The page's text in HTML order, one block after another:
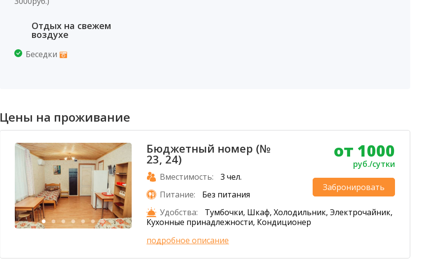
Отдых на свежем
воздухе
Беседки
Цены на проживание
Бюджетный номер (№
23, 24)
Вместимость:
3 чел.
Питание:
Без питания
от 1000
руб./сутки
Забронировать
Удобства:
Тумбочки, Шкаф, Холодильник, Электрочайник,
Кухонные принадлежности, Кондиционер
подробное описание